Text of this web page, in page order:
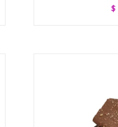
$